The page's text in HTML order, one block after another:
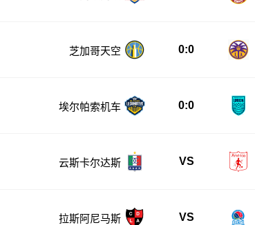
芝加哥天空 0:0
埃尔帕索机车 0:0
云斯卡尔达斯 VS
拉斯阿尼马斯 VS